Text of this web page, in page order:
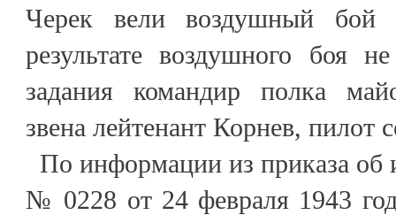
Черек вели воздушный
результате воздушного боя
задания командир полка
звена лейтенант Корнев, пилот
По информации из приказа об
№ 0228 от 24 февраля 1943